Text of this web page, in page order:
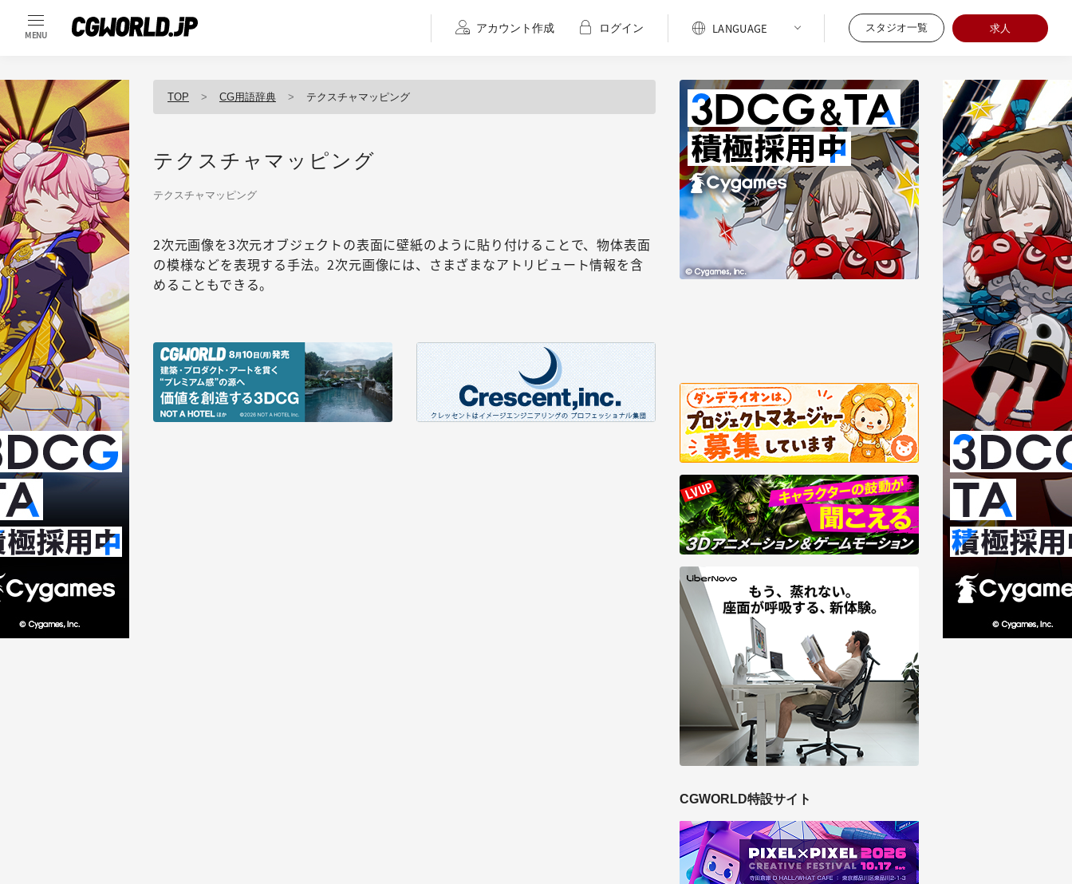
MENU
アカウント作成 ログイン スタジオ一覧 求人
TOP CG用語辞典 テクスチャマッピング
テクスチャマッピング
テクスチャマッピング
2次元画像を3次元オブジェクトの表面に壁紙のように貼り付けることで、物体表面
の模様などを表現する手法。2次元画像には、さまざまなアトリビュート情報を含
めることもできる。
CGWORLD特設サイト